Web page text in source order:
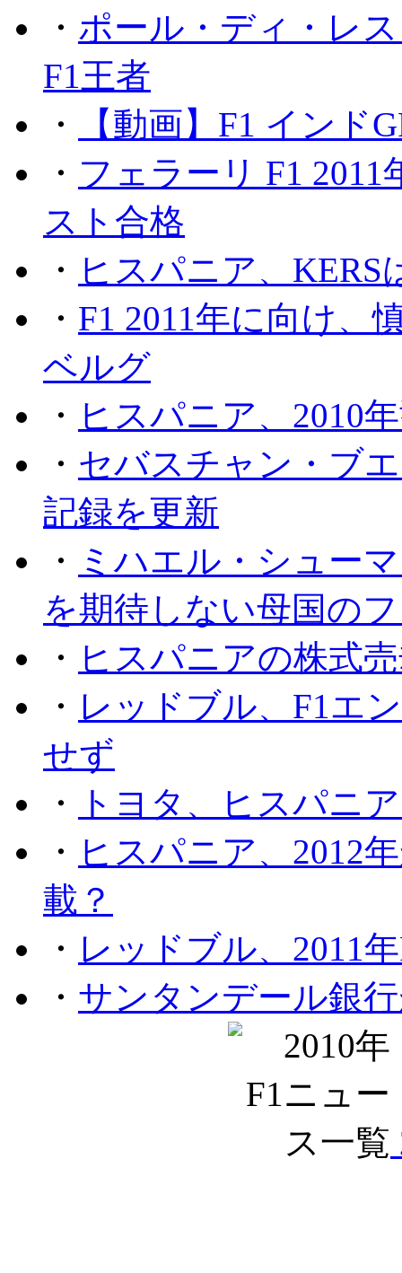
・ ポール・ディ・レ
F1王者
・
【動画】F1 インド
・ フェラーリ F1
スト合格
・ ヒスパニア、KERS
・ F1 2011年に向け、
ベルグ
・ ヒスパニア、2010
・ セバスチャン・ブ
記録を更新
・ ミハエル・シュー
を期待しない母国の
・ ヒスパニアの株式
・ レッドブル、F1エ
せず
・
トヨタ、ヒスパニ
・ ヒスパニア、2012
載？
・ レッドブル、2011
・ サンタンデール銀